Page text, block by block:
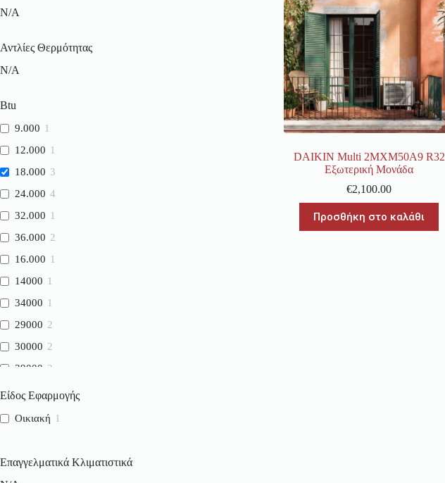
DAIKIN Multi 2ΜΧΜ50A9 R32
Εξωτερική Μονάδα
€2,100.00
Προσθήκη στο καλάθι
N/A
Αντλίες Θερμότητας
N/A
Btu
9.000 1
12.000 1
18.000 3
24.000 4
32.000 1
36.000 2
16.000 1
14000 1
34000 1
29000 2
30000 2
39000 2
Είδος Εφαρμογής
Οικιακή 1
Επαγγελματικά Κλιματιστικά